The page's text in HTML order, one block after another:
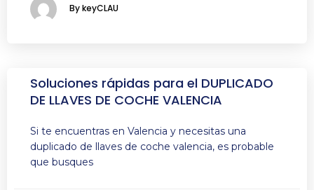
By keyCLAU
Soluciones rápidas para el DUPLICADO
DE LLAVES DE COCHE VALENCIA
Si te encuentras en Valencia y necesitas una
duplicado de llaves de coche valencia, es probable
que busques